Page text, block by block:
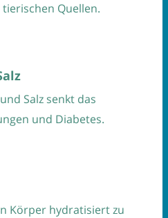
Quellen.
Salz senkt das
und Diabetes.
Körper hydratisiert zu